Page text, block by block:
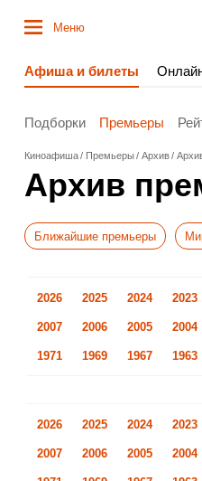
Меню
Афиша и билеты
Подборки Премьеры
Киноафиша Премьеры Архив
Архив
Ближайшие премьеры
2026 2025 2024 2023
2007 2006 2005 2004
1971 1969 1967 1963
2026 2025 2024 2023
2007 2006 2005 2004